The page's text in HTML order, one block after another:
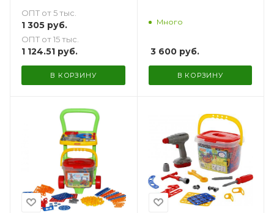
ОПТ от 5 тыс.
1 305 руб.
ОПТ от 15 тыс.
1 124.51 руб.
В КОРЗИНУ
Много
3 600руб.
В КОРЗИНУ